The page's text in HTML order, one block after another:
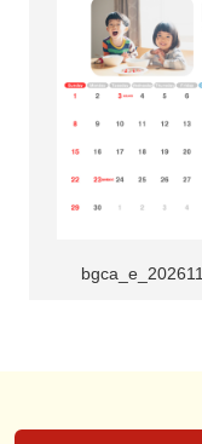
bgca_e_202611